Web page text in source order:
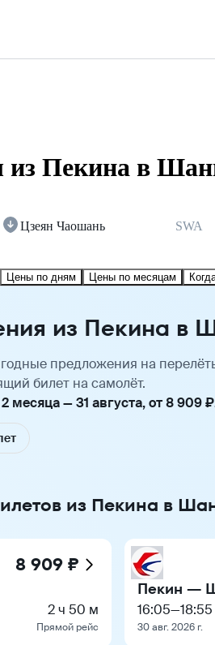
Пекина в
Цзеян Чаошань SWA
Цены по дням Цены по месяцам
из Пекина в
предложения на
билет на самолёт.
— 31 августа, от 8 909
из Пекина в
8 909 ₽
2 ч 50 м
Прямой рейс
Пекин —
16:05—18:55
30 авг. 2026 г.